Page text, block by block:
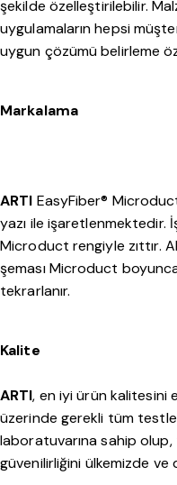
şekilde özelleştirilebilir.
uygulamaların hepsi
uygun çözümü belirleme
Markalama
ARTI EasyFiber®
yazı ile işaretlenmektedir.
Microduct rengiyle zıttır.
şeması Microduct
tekrarlanır.
Kalite
ARTI, en iyi ürün kalitesini
üzerinde gerekli tüm
laboratuvarına sahip olup,
güvenilirliğini ülkemizde ve